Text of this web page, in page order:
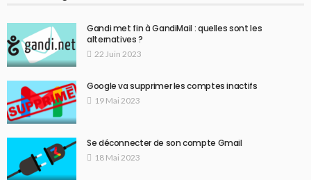
Gandi met fin à GandiMail : quelles sont les
alternatives ?
22 Juin 2023
Google va supprimer les comptes inactifs
19 Mai 2023
Se déconnecter de son compte Gmail
18 Mai 2023